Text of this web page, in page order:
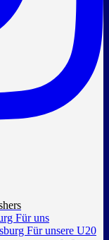
Für uns